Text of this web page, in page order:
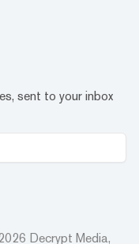
sent to your inbox
Decrypt Media,